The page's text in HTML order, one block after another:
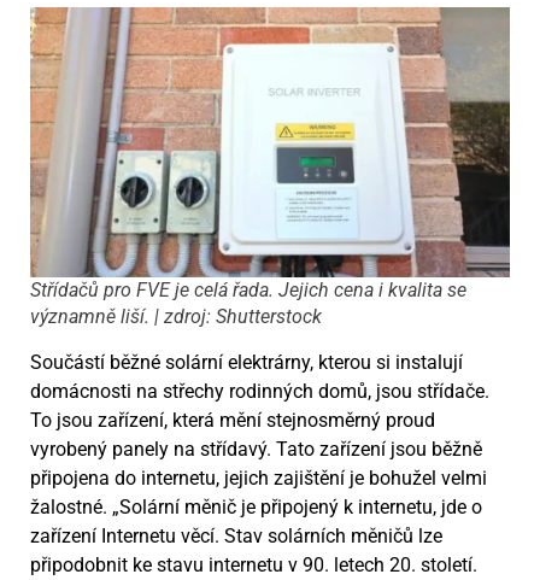
Střídačů pro FVE je celá řada. Jejich cena i kvalita se
významně liší. | zdroj: Shutterstock
Součástí běžné solární elektrárny, kterou si instalují
domácnosti na střechy rodinných domů, jsou střídače.
To jsou zařízení, která mění stejnosměrný proud
vyrobený panely na střídavý. Tato zařízení jsou běžně
připojena do internetu, jejich zajištění je bohužel velmi
žalostné. „Solární měnič je připojený k internetu, jde o
zařízení Internetu věcí. Stav solárních měničů lze
připodobnit ke stavu internetu v 90. letech 20. století.